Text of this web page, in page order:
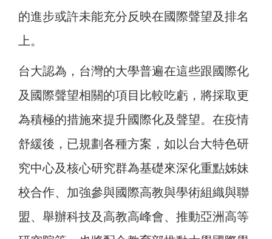
的進步或許未能充分反映在國際聲望及排名
上。
台大認為，台灣的大學普遍在這些跟國際化
及國際聲望相關的項目比較吃虧，將採取更
為積極的措施來提升國際化及聲望。在疫情
舒緩後，已規劃各種方案，如以台大特色研
究中心及核心研究群為基礎來深化重點姊妹
校合作、加強參與國際高教與學術組織與聯
盟、舉辦科技及高教高峰會、推動亞洲高等